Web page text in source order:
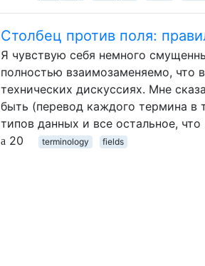
Столбец против поля:
Я чувствую себя немного
полностью взаимозаменяемо, что
технических дискуссиях. Мне
быть (перевод каждого термина в
типов данных и все остальное,
20
terminology fields